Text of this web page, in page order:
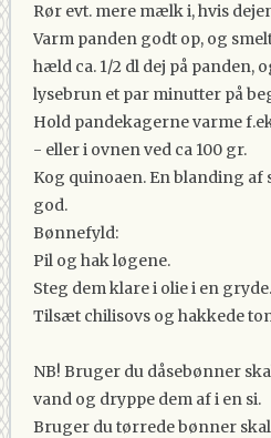
Rør evt. mere mælk i, hvis
Varm panden godt op, og
hæld ca. 1/2 dl dej på panden,
lysebrun et par minutter på
Hold pandekagerne varme
- eller i ovnen ved ca 100 gr.
Kog quinoaen. En blanding
god.
Bønnefyld:
Pil og hak løgene.
Steg dem klare i olie i en gryde.
Tilsæt chilisovs og hakkede
NB! Bruger du dåsebønner
vand og dryppe dem af i en si.
Bruger du tørrede bønner